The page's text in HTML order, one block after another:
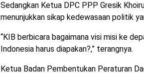
Sedangkan Ketua DPC PPP Gresik
menunjukkan sikap kedewasaan politik
“KIB berbicara bagaimana visi misi ke
Indonesia harus diapakan?,” terangnya.
Ketua Badan Pembentukan Peraturan